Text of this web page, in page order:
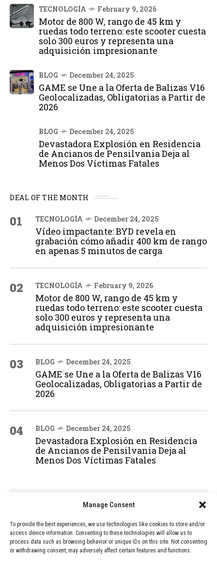
Manage Consent
To provide the best experiences, we use technologies like cookies to store and/or
access device information. Consenting to these technologies will allow us to
process data such as browsing behavior or unique IDs on this site. Not consenting
or withdrawing consent, may adversely affect certain features and functions.
TECNOLOGÍA February 9, 2026
Motor de 800 W, rango de 45 km y
ruedas todo terreno: este scooter cuesta
solo 300 euros y representa una
adquisición impresionante
BLOG December 24, 2025
GAME se Une a la Oferta de Balizas V16
Geolocalizadas, Obligatorias a Partir de
2026
BLOG December 24, 2025
Devastadora Explosión en Residencia
de Ancianos de Pensilvania Deja al
Menos Dos Víctimas Fatales
DEAL OF THE MONTH
01 TECNOLOGÍA December 24, 2025
Vídeo impactante: BYD revela en
grabación cómo añadir 400 km de rango
en apenas 5 minutos de carga
02 TECNOLOGÍA February 9, 2026
Motor de 800 W, rango de 45 km y
ruedas todo terreno: este scooter cuesta
solo 300 euros y representa una
adquisición impresionante
03 BLOG December 24, 2025
GAME se Une a la Oferta de Balizas V16
Geolocalizadas, Obligatorias a Partir de
2026
04 BLOG December 24, 2025
Devastadora Explosión en Residencia
de Ancianos de Pensilvania Deja al
Menos Dos Víctimas Fatales